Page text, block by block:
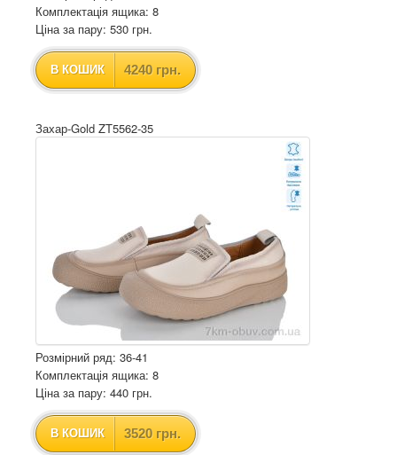
Комплектація ящика: 8
Ціна за пару: 530 грн.
В КОШИК 4240 грн.
Захар-Gold ZT5562-35
Розмірний ряд: 36-41
Комплектація ящика: 8
Ціна за пару: 440 грн.
В КОШИК 3520 грн.